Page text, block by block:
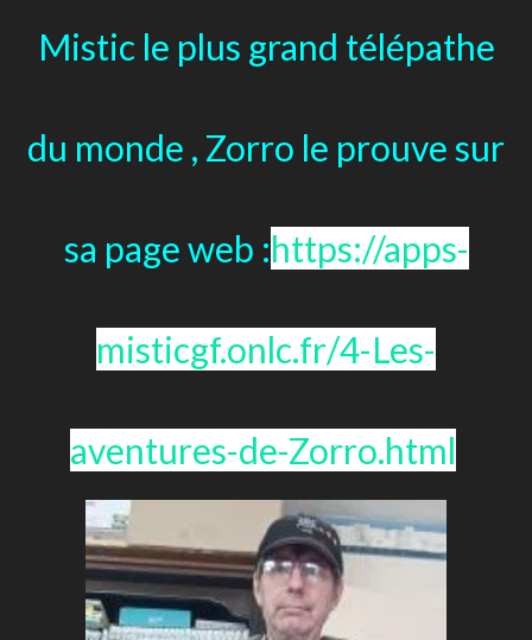
Mistic le plus grand télépathe
du monde , Zorro le prouve sur
sa page web :https://apps-
misticgf.onlc.fr/4-Les-
aventures-de-Zorro.html